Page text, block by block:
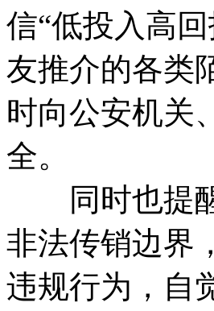
信“低投入高
友推介的各类
时向公安机关
全。
同时也提醒
非法传销边界
违规行为，自